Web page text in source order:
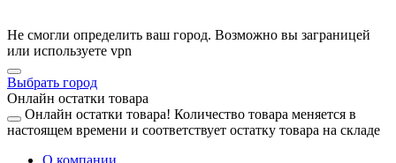
Не смогли определить ваш город. Возможно вы заграницей
или используете vpn
Выбрать город
Онлайн остатки товара
Онлайн остатки товара! Количество товара меняется в
настоящем времени и соответствует остатку товара на складе
О компании